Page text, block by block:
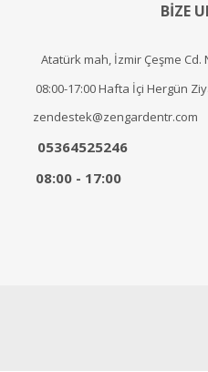
BİZE
Atatürk mah, İzmir Çeşme Cd.
08:00-17:00 Hafta İçi Hergün
zendestek@zengardentr.com
05364525246
08:00 - 17:00